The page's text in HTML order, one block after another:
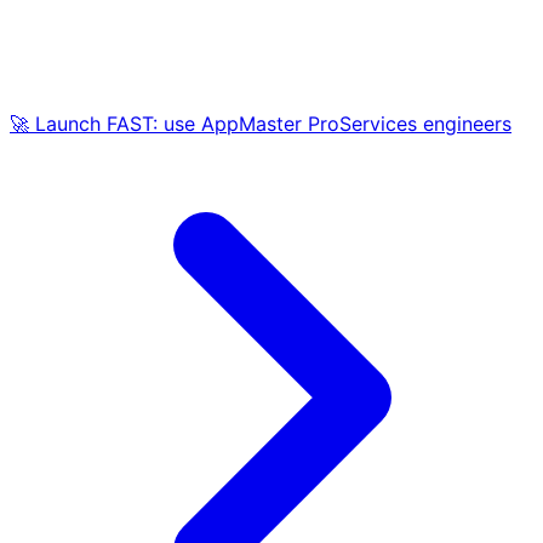
🚀 Launch FAST: use AppMaster ProServices engineers